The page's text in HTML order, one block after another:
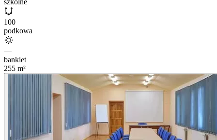
szkolne
100
podkowa
—
bankiet
255 m²